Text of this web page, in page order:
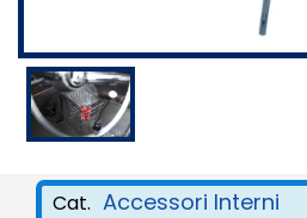
Cat. Accessori Interni